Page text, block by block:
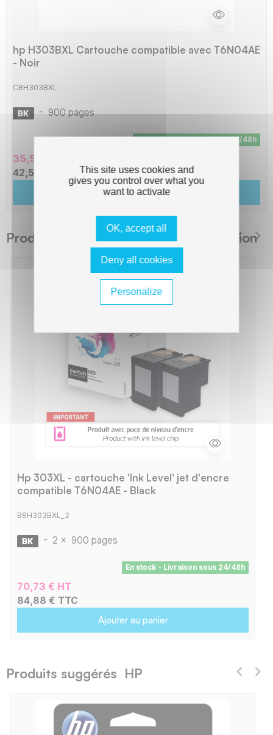
hp H303BXL Cartouche compatible avec T6N04AE
- Noir
C8H303BXL
- 900 pages
En stock - Livraison sous 24/48h
35,50 € HT
42,59 € TTC
Ajouter au panier
Produits suggérés The Premium Solution
Hp 303XL - cartouche 'Ink Level' jet d'encre
compatible T6N04AE - Black
B8H303BXL_2
- 2 x 900 pages
En stock - Livraison sous 24/48h
70,73 € HT
84,88 € TTC
Ajouter au panier
Produits suggérés HP
This site uses cookies and
gives you control over what you
want to activate
OK, accept all
Deny all cookies
Personalize